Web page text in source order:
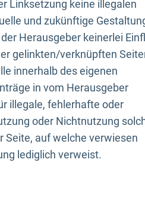
Linksetzung keine illegalen
und zukünftige
Herausgeber keinerlei
gelinkten/verknüpften
innerhalb des eigenen
in vom Herausgeber
illegale, fehlerhafte oder
oder Nichtnutzung
auf welche verwiesen
lediglich verweist.